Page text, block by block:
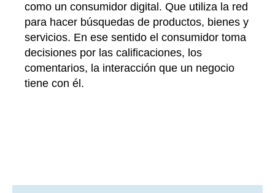
como un consumidor digital. Que utiliza la red
para hacer búsquedas de productos, bienes y
servicios. En ese sentido el consumidor toma
decisiones por las calificaciones, los
comentarios, la interacción que un negocio
tiene con él.